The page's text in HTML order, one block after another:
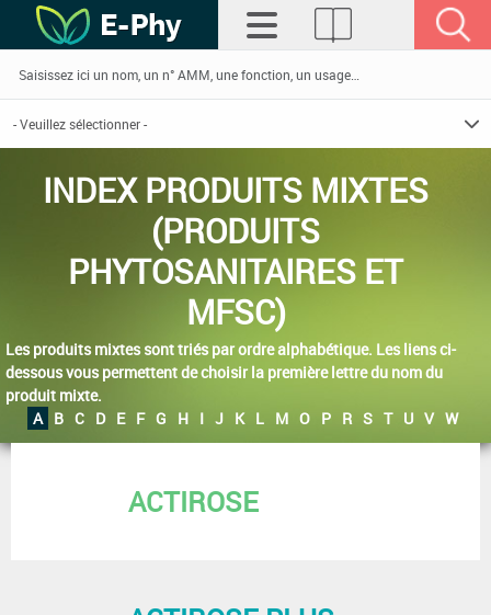
INDEX PRODUITS MIXTES
(PRODUITS
PHYTOSANITAIRES ET
MFSC)
Les produits mixtes sont triés par ordre alphabétique. Les liens ci-
dessous vous permettent de choisir la première lettre du nom du
produit mixte.
A B C D E F G H I J K L M O P R S T U V W
ACTIROSE